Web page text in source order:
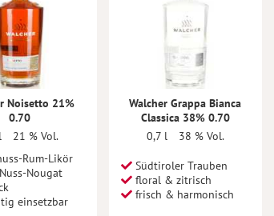
Noisetto 21%
0.70
21 % Vol.
Rum-Likör
Nougat
einsetzbar
Walcher Grappa Bianca
Classica 38% 0.70
0,7 l
38 % Vol.
Südtiroler Trauben
floral & zitrisch
frisch & harmonisch